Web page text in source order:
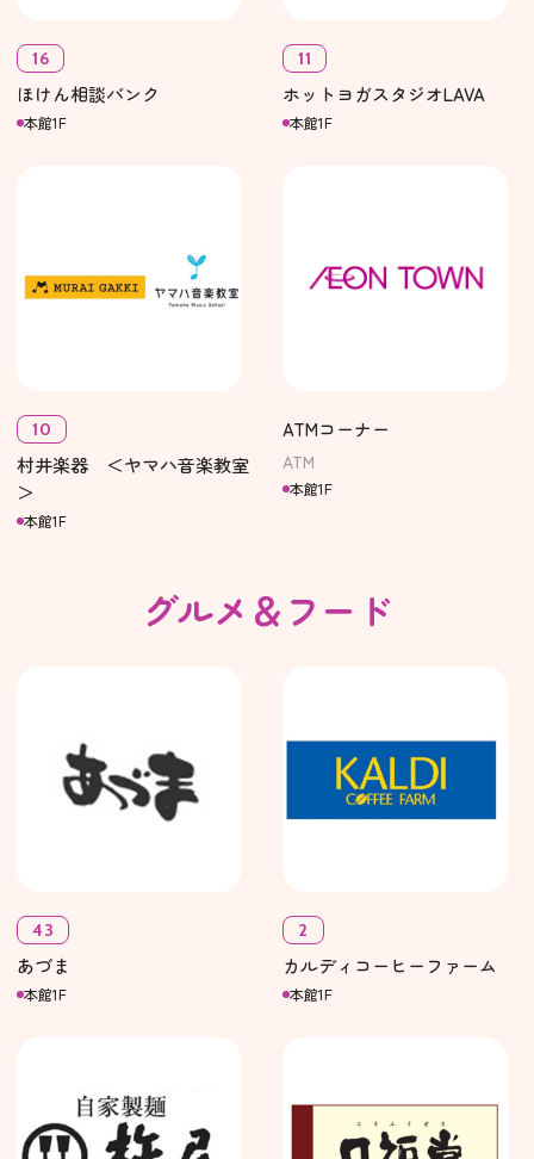
16
ほけん相談バンク
本館1F
11
ホットヨガスタジオLAVA
本館1F
10
村井楽器 ＜ヤマハ音楽教室
＞
本館1F
ATMコーナー
ATM
本館1F
グルメ＆フード
43
あづま
本館1F
2
カルディコーヒーファーム
本館1F